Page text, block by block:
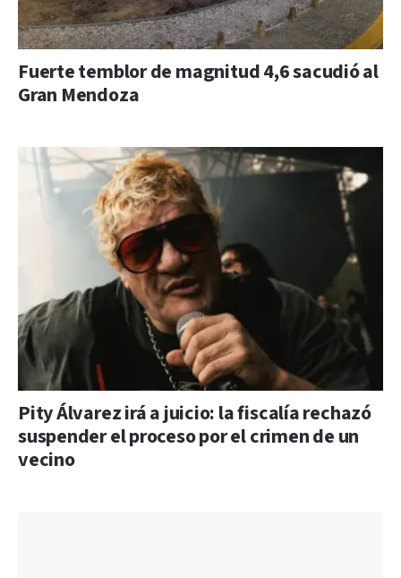
Fuerte temblor de magnitud 4,6 sacudió al
Gran Mendoza
Pity Álvarez irá a juicio: la fiscalía rechazó
suspender el proceso por el crimen de un
vecino